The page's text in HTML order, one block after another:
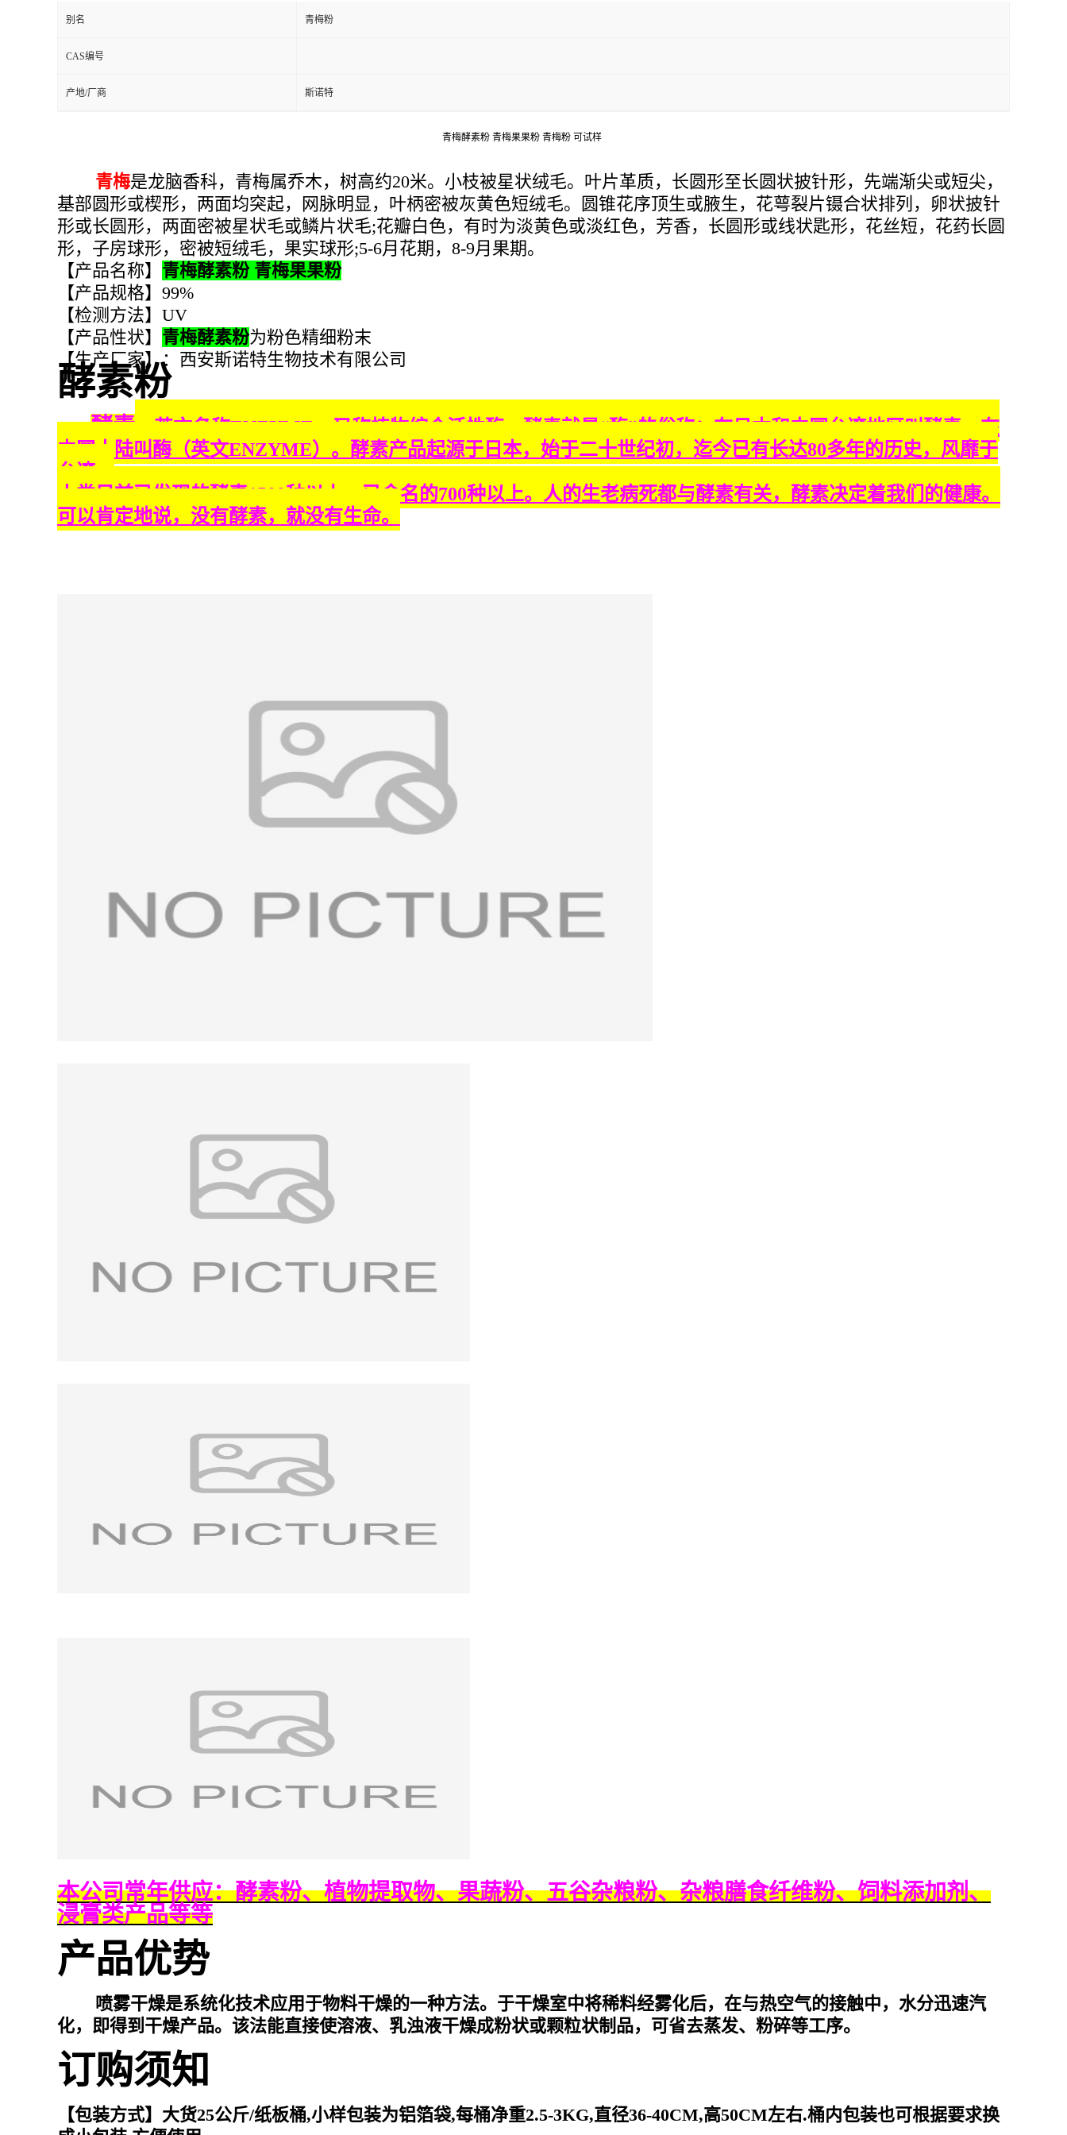
别名 青梅粉
CAS编号
产地/厂商 斯诺特
青梅酵素粉 青梅果果粉 青梅粉 可试样
青梅是龙脑香科，青梅属乔木，树高约20米。小枝被星状绒毛。叶片革质，长圆形至长圆状披针形，先端渐尖或短尖，
基部圆形或楔形，两面均突起，网脉明显，叶柄密被灰黄色短绒毛。圆锥花序顶生或腋生，花萼裂片镊合状排列，卵状披针
形或长圆形，两面密被星状毛或鳞片状毛;花瓣白色，有时为淡黄色或淡红色，芳香，长圆形或线状匙形，花丝短，花药长圆
形，子房球形，密被短绒毛，果实球形;5-6月花期，8-9月果期。
【产品名称】 青梅酵素粉 青梅果果粉
【产品规格】99%
【检测方法】UV
【产品性状】 青梅酵素粉为粉色精细粉末
【生产厂家】：西安斯诺特生物技术有限公司
酵素粉
酵素 ，英文名称ENZYME，又称植物综合活性酶。酵素就是“酶”的俗称；在日本和中国台湾地区叫酵素，在
中国大陆叫酶（英文ENZYME）。酵素产品起源于日本，始于二十世纪初，迄今已有长达80多年的历史，风靡于
台湾。
人类目前已发现的酵素1500种以上，已命名的700种以上。人的生老病死都与酵素有关，酵素决定着我们的健康。
可以肯定地说，没有酵素，就没有生命。
本公司常年供应：酵素粉、植物提取物、果蔬粉、五谷杂粮粉、杂粮膳食纤维粉、饲料添加剂、
浸膏类产品等等
产品优势
喷雾干燥是系统化技术应用于物料干燥的一种方法。于干燥室中将稀料经雾化后，在与热空气的接触中，水分迅速汽
化，即得到干燥产品。该法能直接使溶液、乳浊液干燥成粉状或颗粒状制品，可省去蒸发、粉碎等工序。
订购须知
【包装方式】大货25公斤/纸板桶,小样包装为铝箔袋,每桶净重2.5-3KG,直径36-40CM,高50CM左右.桶内包装也可根据要求换